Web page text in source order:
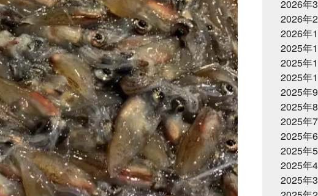
ろ中年と
係ねぇ
いと思う
ズ
いつい喋
月がきて
ってね
ととのい
いけど
に
い
た感覚
注射
ひと
かお年玉
トボール
う
2026年
2026年
2026年
2025年
2025年
2025年
2025年
2025年
2025年
2025年
2025年
2025年
2025年